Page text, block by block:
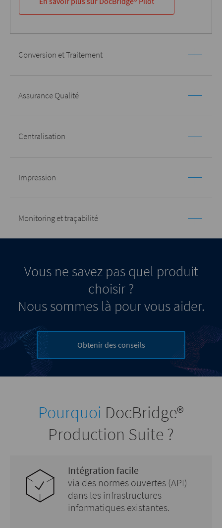
Conversion et Traitement
Assurance Qualité
Centralisation
Impression
Monitoring et traçabilité
Vous ne savez pas quel produit
choisir ?
Nous sommes là pour vous aider.
Obtenir des conseils
Pourquoi DocBridge®
Production Suite ?
Intégration facile
via des normes ouvertes (API)
dans les infrastructures
informatiques existantes.